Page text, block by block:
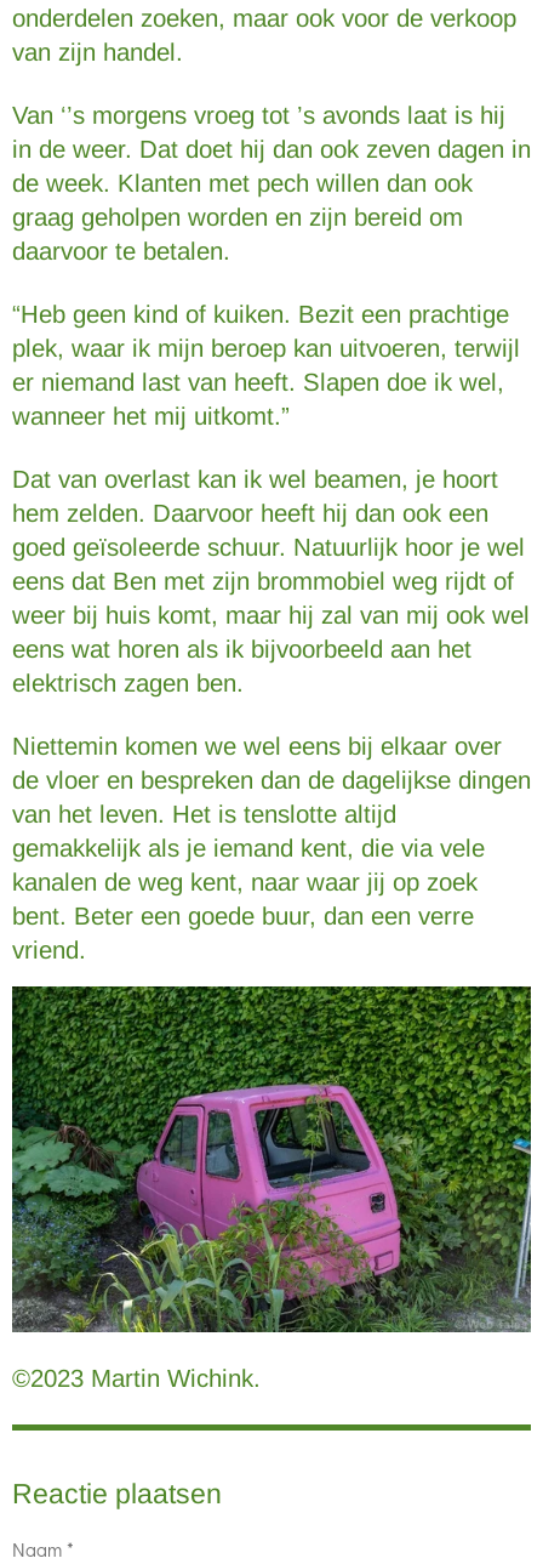
onderdelen zoeken, maar ook voor de verkoop
van zijn handel.
Van ‘’s morgens vroeg tot ’s avonds laat is hij
in de weer. Dat doet hij dan ook zeven dagen in
de week. Klanten met pech willen dan ook
graag geholpen worden en zijn bereid om
daarvoor te betalen.
“Heb geen kind of kuiken. Bezit een prachtige
plek, waar ik mijn beroep kan uitvoeren, terwijl
er niemand last van heeft. Slapen doe ik wel,
wanneer het mij uitkomt.”
Dat van overlast kan ik wel beamen, je hoort
hem zelden. Daarvoor heeft hij dan ook een
goed geïsoleerde schuur. Natuurlijk hoor je wel
eens dat Ben met zijn brommobiel weg rijdt of
weer bij huis komt, maar hij zal van mij ook wel
eens wat horen als ik bijvoorbeeld aan het
elektrisch zagen ben.
Niettemin komen we wel eens bij elkaar over
de vloer en bespreken dan de dagelijkse dingen
van het leven. Het is tenslotte altijd
gemakkelijk als je iemand kent, die via vele
kanalen de weg kent, naar waar jij op zoek
bent. Beter een goede buur, dan een verre
vriend.
©2023 Martin Wichink.
Reactie plaatsen
Naam *